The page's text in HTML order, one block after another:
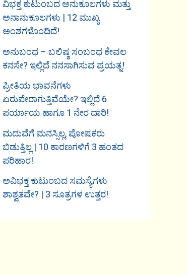
ವಿಭಕ್ತ ಕುಟುಂಬದ ಅನುಕೂಲಗಳು ಮತ್ತು
ಅನಾನುಕೂಲಗಳು | 12 ಮುಖ್ಯ
ಅಂಶಗಳೊಂದಿದೆ!
ಅನುಬಂಧ – ಬಲಿಷ್ಠ ಸಂಬಂಧ ಕೇವಲ
ಕನಸೇ? ಇಲ್ಲಿದೆ ನನಸಾಗಿಸುವ ಪ್ರಯತ್ನ!
ಪ್ರೀತಿಯ ಭಾವನೆಗಳು
ಏರುಪೇರಾಗುತ್ತಿವೆಯೇ? ಇಲ್ಲಿದೆ 6
ಪರ್ಯಾಯ ಹಾಗೂ 1 ನೇರ ದಾರಿ!
ಮದುವೆಗೆ ಮನಸ್ಸಿಲ್ಲ, ಪೋಷಕರು
ಬಿಡುತ್ತಿಲ್ಲ | 10 ಕಾರಣಗಳಿಗೆ 3 ಹಂತದ
ಪರಿಹಾರ!
ಅವಿಭಕ್ತ ಕುಟುಂಬದ ಸಮಸ್ಯೆಗಳು
ಶಾಶ್ವತವೇ? | 3 ಸೂತ್ರಗಳ ಉತ್ತರ!